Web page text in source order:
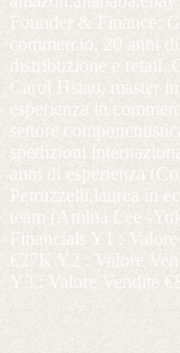
Founder & Finance:
commercio, 20 anni
distribuzione e retail.
Carol Hsiao, master
esperienza in
settore
spedizioni
anni di esperienza
Petruzzelli,laurea in
team (Amina Lee -
Financials Y1 :
€27K Y2 : Valore
Y3 : Valore Vendite